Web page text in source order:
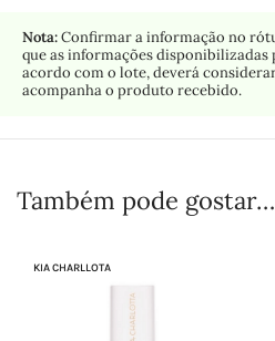
Nota:Confirmar a informação no
que as informações
acordo com o lote, deverá
acompanha o produto recebido.
Também pode gostar…
KIA CHARLLOTA